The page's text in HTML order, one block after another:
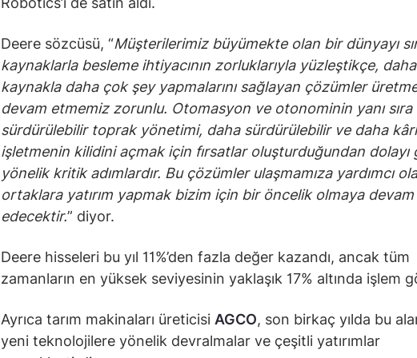
Deere sözcüsü, “Müşterilerimiz büyümekte olan bir dünyayı
kaynaklarla besleme ihtiyacının zorluklarıyla yüzleştikçe,
kaynakla daha çok şey yapmalarını sağlayan çözümler
devam etmemiz zorunlu. Otomasyon ve otonominin yanı sıra
sürdürülebilir toprak yönetimi, daha sürdürülebilir ve daha
işletmenin kilidini açmak için fırsatlar oluşturduğundan dolayı
yönelik kritik adımlardır. Bu çözümler ulaşmamıza yardımcı
ortaklara yatırım yapmak bizim için bir öncelik olmaya devam
edecektir.” diyor.
Deere hisseleri bu yıl 11%’den fazla değer kazandı, ancak tüm
zamanların en yüksek seviyesinin yaklaşık 17% altında işlem
Ayrıca tarım makinaları üreticisi AGCO, son birkaç yılda bu
yeni teknolojilere yönelik devralmalar ve çeşitli yatırımlar